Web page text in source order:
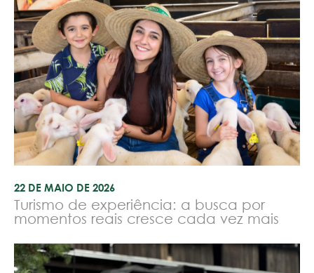
22 DE MAIO DE 2026
Turismo de experiência: a busca por
momentos reais cresce cada vez mais